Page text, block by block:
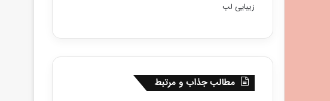
زیبایی لب
مطالب جذاب و مرتبط